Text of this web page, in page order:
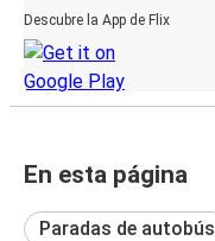
Descubre la App de Flix
En esta página
Paradas de autobús